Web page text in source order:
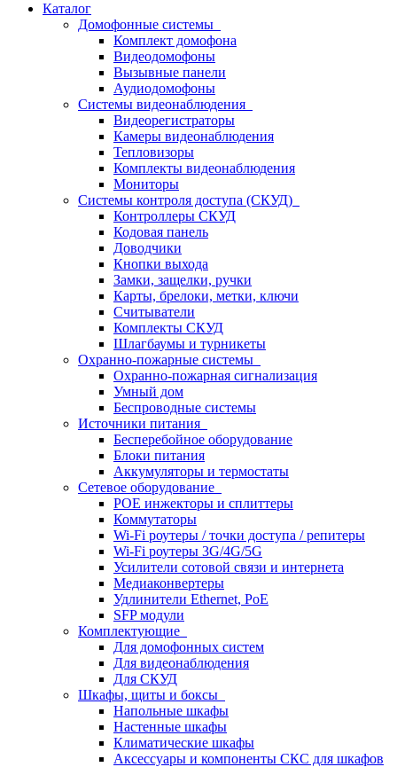
Каталог
Домофонные системы
Комплект домофона
Видеодомофоны
Вызывные панели
Аудиодомофоны
Системы видеонаблюдения
Видеорегистраторы
Камеры видеонаблюдения
Тепловизоры
Комплекты видеонаблюдения
Мониторы
Системы контроля доступа (СКУД)
Контроллеры СКУД
Кодовая панель
Доводчики
Кнопки выхода
Замки, защелки, ручки
Карты, брелоки, метки, ключи
Считыватели
Комплекты СКУД
Шлагбаумы и турникеты
Охранно-пожарные системы
Охранно-пожарная сигнализация
Умный дом
Беспроводные системы
Источники питания
Бесперебойное оборудование
Блоки питания
Аккумуляторы и термостаты
Сетевое оборудование
POE инжекторы и сплиттеры
Коммутаторы
Wi-Fi роутеры / точки доступа / репитеры
Wi-Fi роутеры 3G/4G/5G
Усилители сотовой связи и интернета
Медиаконвертеры
Удлинители Ethernet, PoE
SFP модули
Комплектующие
Для домофонных систем
Для видеонаблюдения
Для СКУД
Шкафы, щиты и боксы
Напольные шкафы
Настенные шкафы
Климатические шкафы
Аксессуары и компоненты СКС для шкафов